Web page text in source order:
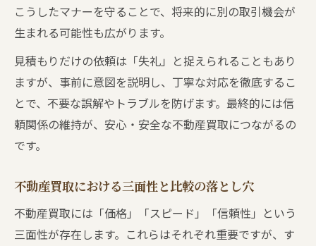
こうしたマナーを守ることで、将来的に別の取引機会が
生まれる可能性も広がります。
見積もりだけの依頼は「失礼」と捉えられることもあり
ますが、事前に意図を説明し、丁寧な対応を徹底するこ
とで、不要な誤解やトラブルを防げます。最終的には信
頼関係の維持が、安心・安全な不動産買取につながるの
です。
不動産買取における三面性と比較の落とし穴
不動産買取には「価格」「スピード」「信頼性」という
三面性が存在します。これらはそれぞれ重要ですが、す